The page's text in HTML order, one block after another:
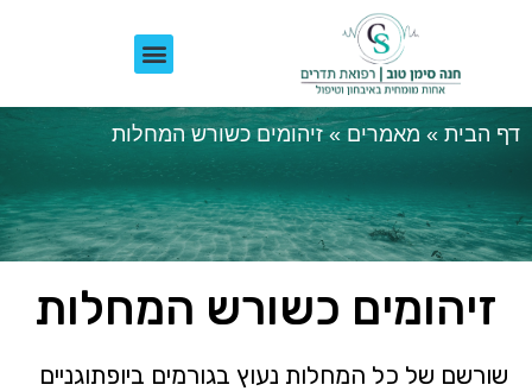
דף הבית » מאמרים »זיהומים כשורש המחלות
זיהומים כשורש המחלות
שורשם של כל המחלות נעוץ בגורמים ביופתוגניים